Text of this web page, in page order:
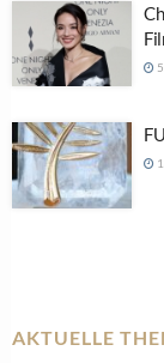
AKTUELLE